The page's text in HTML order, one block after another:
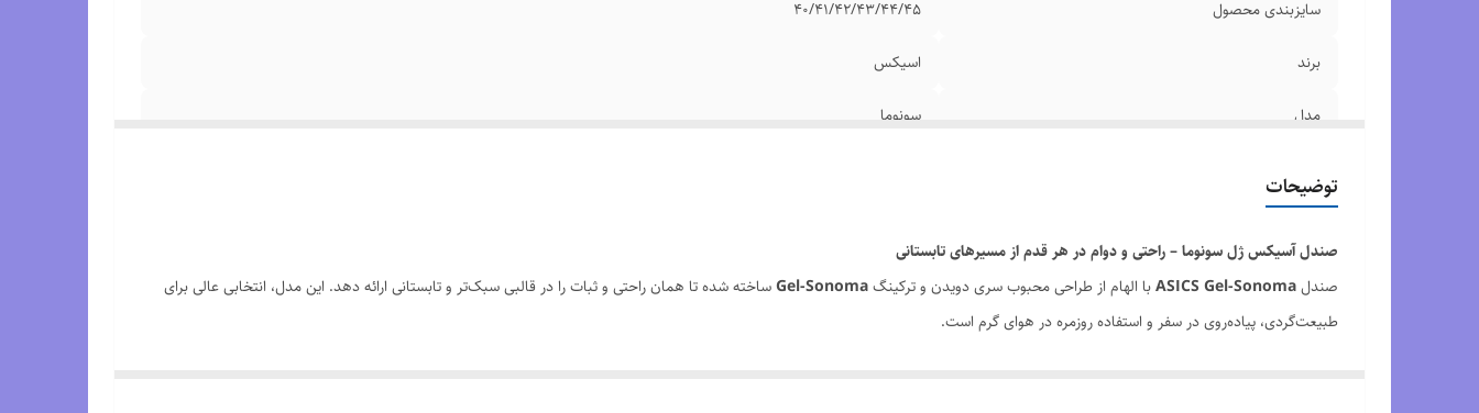
سایزبندی محصول 40/41/42/43/44/45
برند اسیکس
مدل سونوما
توضیحات
صندل آسیکس ژل سونوما – راحتی و دوام در هر قدم از مسیرهای تابستانی
صندلASICS Gel-Sonomaبا الهام از طراحی محبوب سری دویدن و ترکینگGel-Sonomaساخته شده تا همان راحتی و ثبات را در قالبی سبک‌تر و تابستانی ارائه دهد. این مدل، انتخابی عالی برای
طبیعت‌گردی، پیاده‌روی در سفر و استفاده روزمره در هوای گرم است.